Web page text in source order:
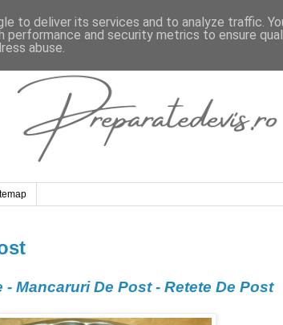
- Mancaruri De Post - Retete De Post
to deliver its services and to analyze traffic.
performance and security metrics to ensure
abuse.